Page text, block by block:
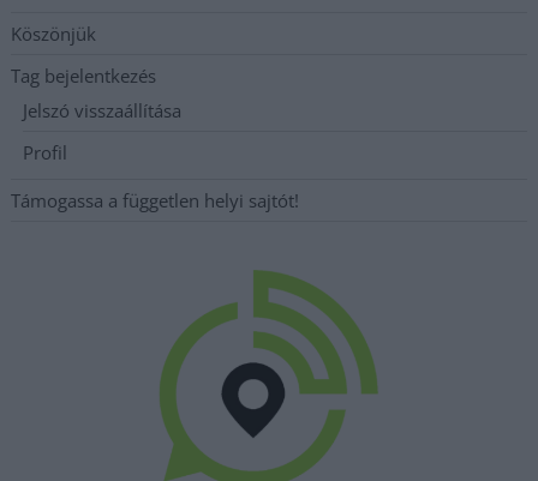
Köszönjük
Tag bejelentkezés
Jelszó visszaállítása
Profil
Támogassa a független helyi sajtót!